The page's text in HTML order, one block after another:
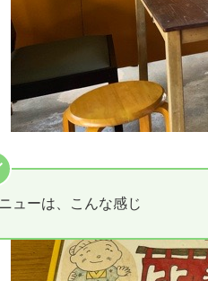
ューは、こんな感じ